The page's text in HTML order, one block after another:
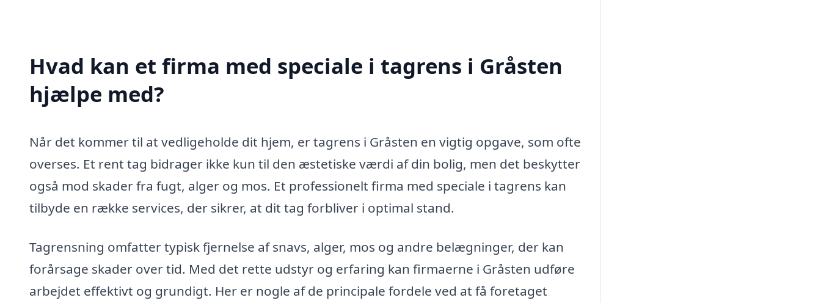
Hvad kan et firma med speciale i tagrens i Gråsten
hjælpe med?
Når det kommer til at vedligeholde dit hjem, er tagrens i Gråsten en vigtig opgave, som ofte
overses. Et rent tag bidrager ikke kun til den æstetiske værdi af din bolig, men det beskytter
også mod skader fra fugt, alger og mos. Et professionelt firma med speciale i tagrens kan
tilbyde en række services, der sikrer, at dit tag forbliver i optimal stand.
Tagrensning omfatter typisk fjernelse af snavs, alger, mos og andre belægninger, der kan
forårsage skader over tid. Med det rette udstyr og erfaring kan firmaerne i Gråsten udføre
arbejdet effektivt og grundigt. Her er nogle af de principale fordele ved at få foretaget